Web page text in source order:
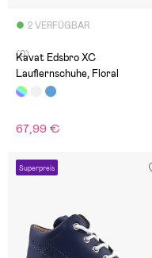
2 VERFÜGBAR
(0)
Kavat Edsbro XC
Lauflernschuhe, Floral
67,99 €
Superpreis